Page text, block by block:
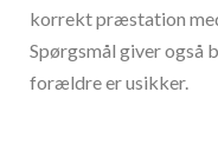
korrekt præstation
Spørgsmål giver også
forældre er usikker.